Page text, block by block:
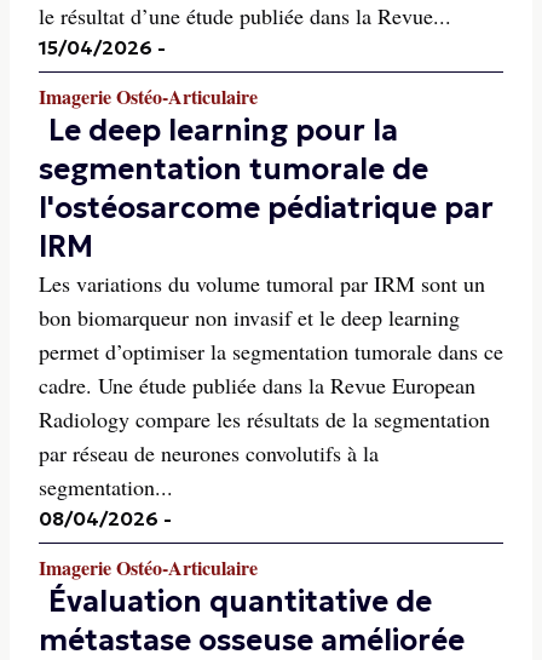
le résultat d’une étude publiée dans la Revue...
15/04/2026 -
Imagerie Ostéo-Articulaire
Le deep learning pour la
segmentation tumorale de
l'ostéosarcome pédiatrique par
IRM
Les variations du volume tumoral par IRM sont un
bon biomarqueur non invasif et le deep learning
permet d’optimiser la segmentation tumorale dans ce
cadre. Une étude publiée dans la Revue European
Radiology compare les résultats de la segmentation
par réseau de neurones convolutifs à la
segmentation...
08/04/2026 -
Imagerie Ostéo-Articulaire
Évaluation quantitative de
métastase osseuse améliorée